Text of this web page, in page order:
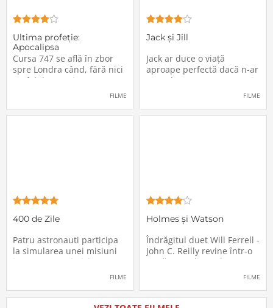
Ultima profeţie:
Apocalipsa
Cursa 747 se află în zbor
spre Londra când, fără nici
un fel de avertisment,
pasagerii încep să dispară
locurile lor. Teroarea și
FILME
Jack și Jill
Jack ar duce o viață
aproape perfectă dacă n-ar
avea de suportat o excepție
sărbători - sora lui
FILME
400 de Zile
Patru astronauti participa
la simularea unei misiuni
in care sunt trimisi pe o
psihologice pe care le are
FILME
Holmes și Watson
Îndrăgitul duet Will Ferrell -
John C. Reilly revine într-o
nouă comedie: Holmes &
Watson, povestea super-
Holmes și a asistentului
FILME